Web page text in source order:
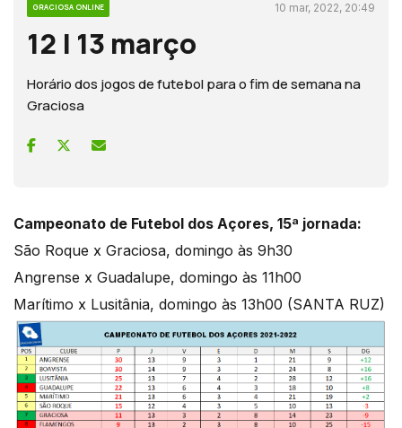
GRACIOSA ONLINE 10 mar, 2022, 20:49
12 | 13 março
Horário dos jogos de futebol para o fim de semana na
Graciosa
Campeonato de Futebol dos Açores, 15ª jornada:
São Roque x Graciosa, domingo às 9h30
Angrense x Guadalupe, domingo às 11h00
Marítimo x Lusitânia, domingo às 13h00 (SANTA RUZ)